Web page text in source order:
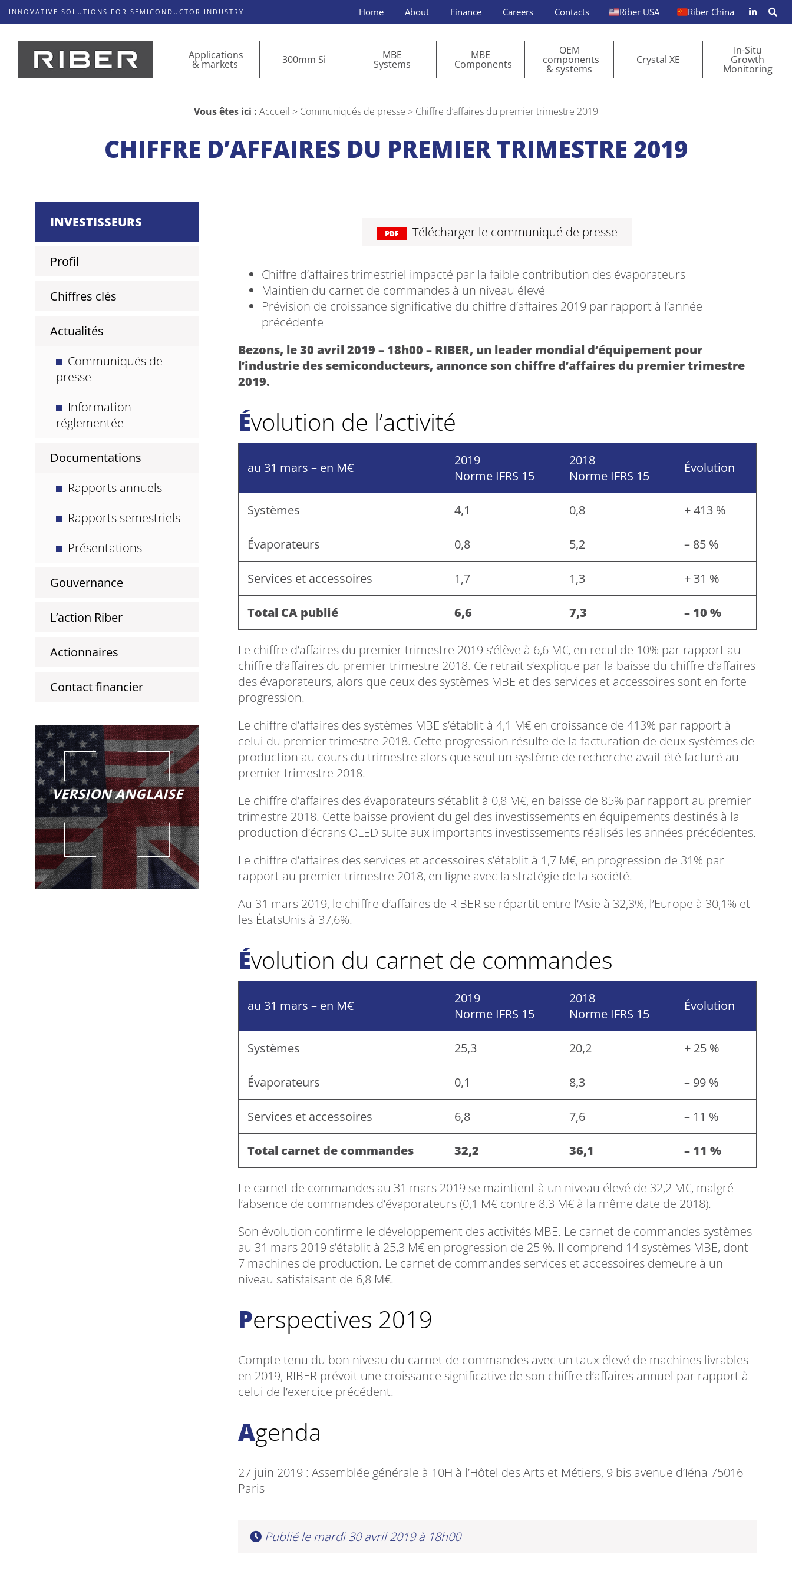
INNOVATIVE SOLUTIONS FOR SEMICONDUCTOR INDUSTRY Home About Finance Careers Contacts Riber USA Riber China
Applications
& markets 300mm Si MBE
Systems
MBE
Components
OEM
components
& systems
Crystal XE
In-Situ
Growth
Monitoring
Vous êtes ici : Accueil > Communiqués de presse > Chiffre d’affaires du premier trimestre 2019
CHIFFRE D’AFFAIRES DU PREMIER TRIMESTRE 2019
INVESTISSEURS
Profil
Chiffres clés
Actualités
Communiqués de
presse
Information
réglementée
Documentations
Rapports annuels
Rapports semestriels
Présentations
Gouvernance
L’action Riber
Actionnaires
Contact financier
VERSION ANGLAISE
Télécharger le communiqué de presse
Chiffre d’affaires trimestriel impacté par la faible contribution des évaporateurs
Maintien du carnet de commandes à un niveau élevé
Prévision de croissance significative du chiffre d’affaires 2019 par rapport à l’année
précédente
Bezons, le 30 avril 2019 – 18h00 – RIBER, un leader mondial d’équipement pour
l’industrie des semiconducteurs, annonce son chiffre d’affaires du premier trimestre
2019.
Évolution de l’activité
au 31 mars – en M€
2019
Norme IFRS 15
2018
Norme IFRS 15
Évolution
Systèmes 4,1 0,8 + 413 %
Évaporateurs 0,8 5,2 – 85 %
Services et accessoires 1,7 1,3 + 31 %
Total CA publié 6,6 7,3 – 10 %
Le chiffre d’affaires du premier trimestre 2019 s’élève à 6,6 M€, en recul de 10% par rapport au
chiffre d’affaires du premier trimestre 2018. Ce retrait s’explique par la baisse du chiffre d’affaires
des évaporateurs, alors que ceux des systèmes MBE et des services et accessoires sont en forte
progression.
Le chiffre d’affaires des systèmes MBE s’établit à 4,1 M€ en croissance de 413% par rapport à
celui du premier trimestre 2018. Cette progression résulte de la facturation de deux systèmes de
production au cours du trimestre alors que seul un système de recherche avait été facturé au
premier trimestre 2018.
Le chiffre d’affaires des évaporateurs s’établit à 0,8 M€, en baisse de 85% par rapport au premier
trimestre 2018. Cette baisse provient du gel des investissements en équipements destinés à la
production d’écrans OLED suite aux importants investissements réalisés les années précédentes.
Le chiffre d’affaires des services et accessoires s’établit à 1,7 M€, en progression de 31% par
rapport au premier trimestre 2018, en ligne avec la stratégie de la société.
Au 31 mars 2019, le chiffre d’affaires de RIBER se répartit entre l’Asie à 32,3%, l’Europe à 30,1% et
les ÉtatsUnis à 37,6%.
Évolution du carnet de commandes
au 31 mars – en M€
2019
Norme IFRS 15
2018
Norme IFRS 15
Évolution
Systèmes 25,3 20,2 + 25 %
Évaporateurs 0,1 8,3 – 99 %
Services et accessoires 6,8 7,6 – 11 %
Total carnet de commandes 32,2 36,1 – 11 %
Le carnet de commandes au 31 mars 2019 se maintient à un niveau élevé de 32,2 M€, malgré
l’absence de commandes d’évaporateurs (0,1 M€ contre 8.3 M€ à la même date de 2018).
Son évolution confirme le développement des activités MBE. Le carnet de commandes systèmes
au 31 mars 2019 s’établit à 25,3 M€ en progression de 25 %. Il comprend 14 systèmes MBE, dont
7 machines de production. Le carnet de commandes services et accessoires demeure à un
niveau satisfaisant de 6,8 M€.
Perspectives 2019
Compte tenu du bon niveau du carnet de commandes avec un taux élevé de machines livrables
en 2019, RIBER prévoit une croissance significative de son chiffre d’affaires annuel par rapport à
celui de l’exercice précédent.
Agenda
27 juin 2019 : Assemblée générale à 10H à l’Hôtel des Arts et Métiers, 9 bis avenue d’Iéna 75016
Paris
Publié le mardi 30 avril 2019 à 18h00